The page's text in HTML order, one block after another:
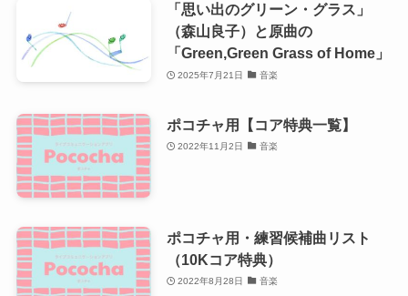
「思い出のグリーン・グラス」
（森山良子）と原曲の
「Green,Green Grass of Home」
2025年7月21日 音楽
ポコチャ用【コア特典一覧】
2022年11月2日 音楽
ポコチャ用・練習候補曲リスト
（10Kコア特典）
2022年8月28日 音楽